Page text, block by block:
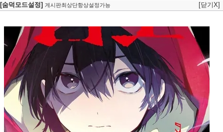
[숨덕모드설정] 게시판최상단항상설정가능 [닫기X]